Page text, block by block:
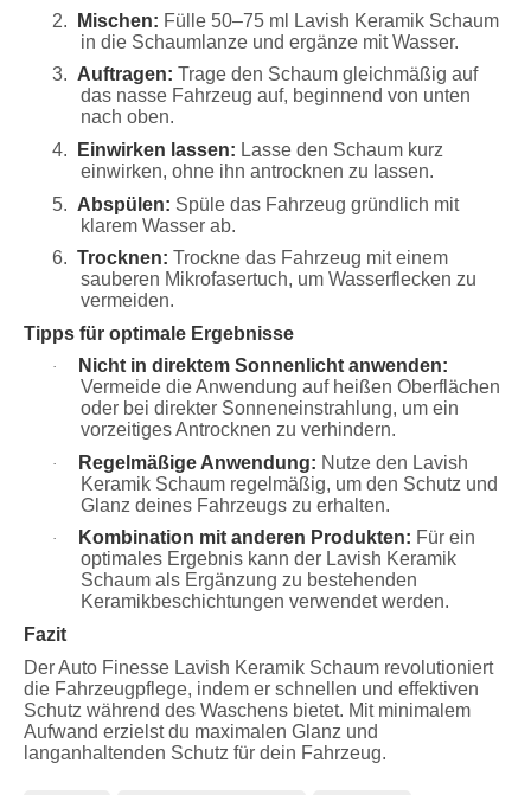
2.
Mischen: Fülle 50–75 ml Lavish Keramik Schaum
in die Schaumlanze und ergänze mit Wasser.
3. Auftragen: Trage den Schaum gleichmäßig auf
das nasse Fahrzeug auf, beginnend von unten
nach oben.
4.
Einwirken lassen: Lasse den Schaum kurz
einwirken, ohne ihn antrocknen zu lassen.
5. Abspülen: Spüle das Fahrzeug gründlich mit
klarem Wasser ab.
6. Trocknen: Trockne das Fahrzeug mit einem
sauberen Mikrofasertuch, um Wasserflecken zu
vermeiden.
Tipps für optimale Ergebnisse
·
Nicht in direktem Sonnenlicht anwenden:
Vermeide die Anwendung auf heißen Oberflächen
oder bei direkter Sonneneinstrahlung, um ein
vorzeitiges Antrocknen zu verhindern.
· Regelmäßige Anwendung: Nutze den Lavish
Keramik Schaum regelmäßig, um den Schutz und
Glanz deines Fahrzeugs zu erhalten.
· Kombination mit anderen Produkten: Für ein
optimales Ergebnis kann der Lavish Keramik
Schaum als Ergänzung zu bestehenden
Keramikbeschichtungen verwendet werden.
Fazit
Der Auto Finesse Lavish Keramik Schaum revolutioniert
die Fahrzeugpflege, indem er schnellen und effektiven
Schutz während des Waschens bietet. Mit minimalem
Aufwand erzielst du maximalen Glanz und
langanhaltenden Schutz für dein Fahrzeug.